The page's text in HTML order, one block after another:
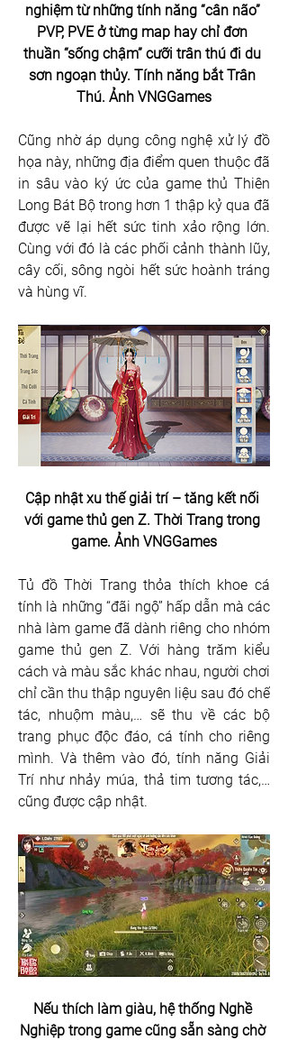
nghiệm từ những tính năng “cân não”
PVP, PVE ở từng map hay chỉ đơn
thuần “sống chậm” cưỡi trân thú đi du
sơn ngoạn thủy. Tính năng bắt Trân
Thú. Ảnh VNGGames
Cũng nhờ áp dụng công nghệ xử lý đồ
họa này, những địa điểm quen thuộc đã
in sâu vào ký ức của game thủ Thiên
Long Bát Bộ trong hơn 1 thập kỷ qua đã
được vẽ lại hết sức tinh xảo rộng lớn.
Cùng với đó là các phối cảnh thành lũy,
cây cối, sông ngòi hết sức hoành tráng
và hùng vĩ.
Cập nhật xu thế giải trí – tăng kết nối
với game thủ gen Z. Thời Trang trong
game. Ảnh VNGGames
Tủ đồ Thời Trang thỏa thích khoe cá
tính là những “đãi ngộ” hấp dẫn mà các
nhà làm game đã dành riêng cho nhóm
game thủ gen Z. Với hàng trăm kiểu
cách và màu sắc khác nhau, người chơi
chỉ cần thu thập nguyên liệu sau đó chế
tác, nhuộm màu,… sẽ thu về các bộ
trang phục độc đáo, cá tính cho riêng
mình. Và thêm vào đó, tính năng Giải
Trí như nhảy múa, thả tim tương tác,…
cũng được cập nhật.
Nếu thích làm giàu, hệ thống Nghề
Nghiệp trong game cũng sẵn sàng chờ